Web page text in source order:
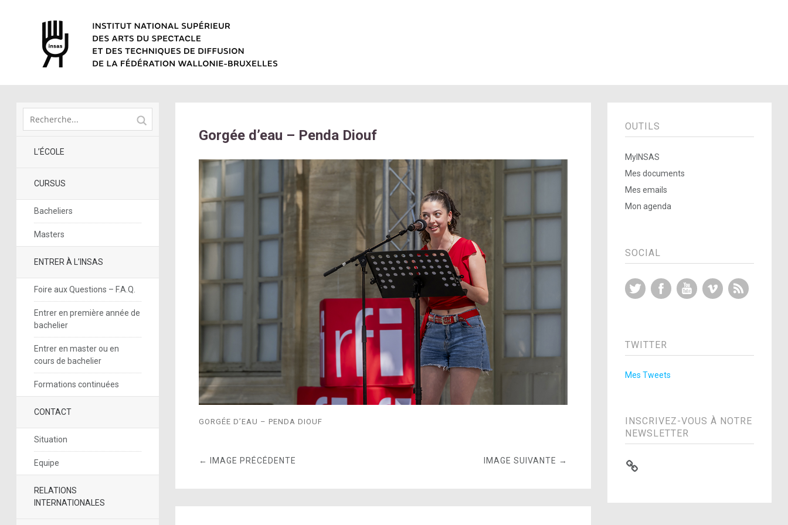
L’ÉCOLE
CURSUS
Bacheliers
Masters
ENTRER À L’INSAS
Foire aux Questions – F.A.Q.
Entrer en première année de
bachelier
Entrer en master ou en
cours de bachelier
Formations continuées
CONTACT
Situation
Equipe
RELATIONS
INTERNATIONALES
Gorgée d’eau – Penda Diouf
GORGÉE D’EAU – PENDA DIOUF
← IMAGE PRÉCÉDENTE IMAGE SUIVANTE →
OUTILS
MyINSAS
Mes documents
Mes emails
Mon agenda
SOCIAL
Twitter FacebookYouTubeVimeo
TWITTER
Mes Tweets
INSCRIVEZ-VOUS À NOTRE
NEWSLETTER